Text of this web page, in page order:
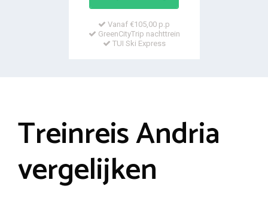
Vanaf €105,00 p.p
GreenCityTrip nachttrein
TUI Ski Express
Treinreis Andria
vergelijken